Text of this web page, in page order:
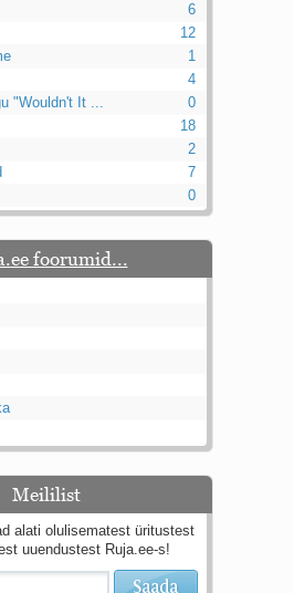
6
12
1
4
"Wouldn't It ...
0
18
2
7
0
foorumid...
Meililist
alati olulisematest üritustest
uuendustest Ruja.ee-s!